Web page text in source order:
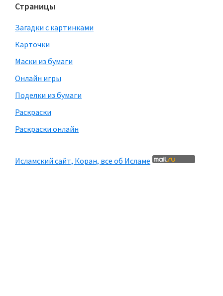
Страницы
Загадки с картинками
Карточки
Маски из бумаги
Онлайн игры
Поделки из бумаги
Раскраски
Раскраски онлайн
Исламский сайт, Коран, все об Исламе